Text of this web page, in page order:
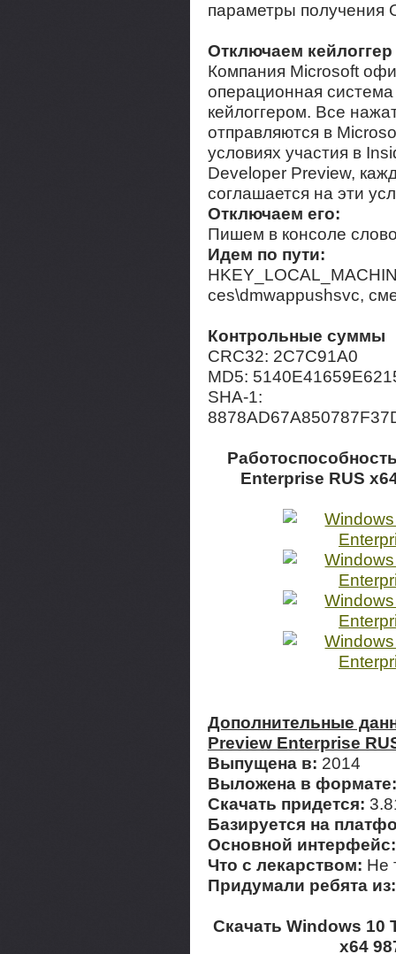
параметры получения
Отключаем кейлоггер
Компания Microsoft
операционная
кейлоггером. Все
отправляются в
условиях участия в
Developer Preview,
соглашается на эти
Отключаем его:
Пишем в консоле
Идем по пути:
ces\dmwappushsvc,
Контрольные суммы
CRC32: 2C7C91A0
MD5:
SHA-1:
Enterprise RUS
Дополнительные
Preview Enterprise
Выпущена в: 2014
Выложена в
Скачать придется:
Базируется на
Основной
Что с лекарством: Не
Придумали ребята
Скачать Windows 10
x64